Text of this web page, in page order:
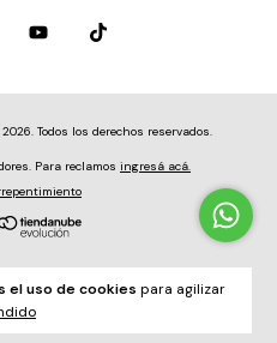
el uso de cookies para agilizar
Todos los derechos reservados.
Para reclamos ingresá acá.